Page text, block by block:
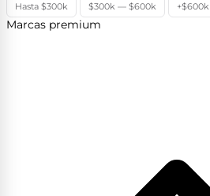
Hasta $300k $300k — $600k +$600k
Marcas premium